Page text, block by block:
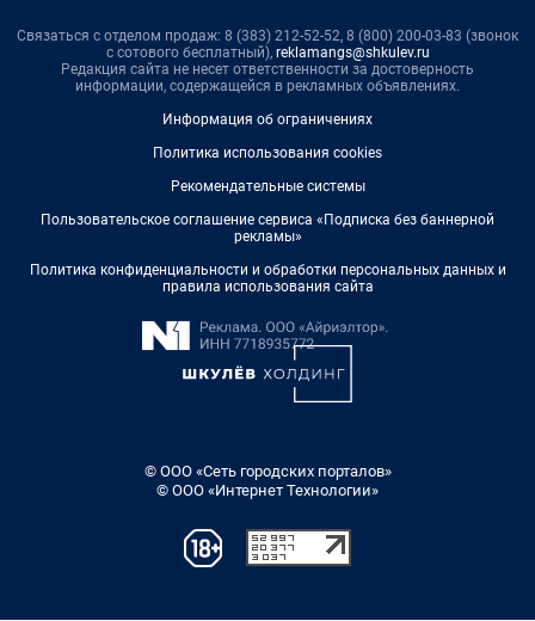
Связаться с отделом продаж: 8 (383) 212-52-52, 8 (800) 200-03-83 (звонок
с сотового бесплатный), reklamangs@shkulev.ru
Редакция сайта не несет ответственности за достоверность
информации, содержащейся в рекламных объявлениях.
Информация об ограничениях
Политика использования cookies
Рекомендательные системы
Пользовательское соглашение сервиса «Подписка без баннерной
рекламы»
Политика конфиденциальности и обработки персональных данных и
правила использования сайта
© ООО «Сеть городских порталов»
© ООО «Интернет Технологии»